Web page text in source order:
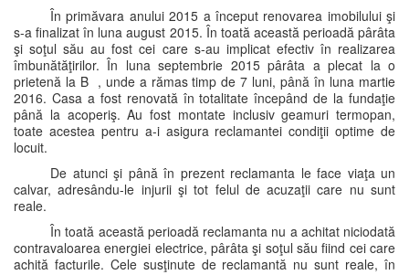
În primăvara anului 2015 a început renovarea imobilului şi
s-a finalizat în luna august 2015. În toată această perioadă pârâta
şi soţul său au fost cei care s-au implicat efectiv în realizarea
îmbunătăţirilor. În luna septembrie 2015 pârâta a plecat la o
prietenă la B , unde a rămas timp de 7 luni, până în luna martie
2016. Casa a fost renovată în totalitate începând de la fundaţie
până la acoperiş. Au fost montate inclusiv geamuri termopan,
toate acestea pentru a-i asigura reclamantei condiţii optime de
locuit.
De atunci şi până în prezent reclamanta le face viaţa un
calvar, adresându-le injurii şi tot felul de acuzaţii care nu sunt
reale.
În toată această perioadă reclamanta nu a achitat niciodată
contravaloarea energiei electrice, pârâta şi soţul său fiind cei care
achită facturile. Cele susţinute de reclamantă nu sunt reale, în